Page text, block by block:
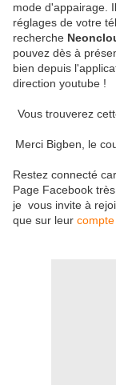
mode d'appairage.
réglages de votre
recherche
pouvez dès à
bien depuis
direction youtube !
Vous trouverez
Merci Bigben, le
Restez connecté
Page Facebook
je vous invite à
que sur leur